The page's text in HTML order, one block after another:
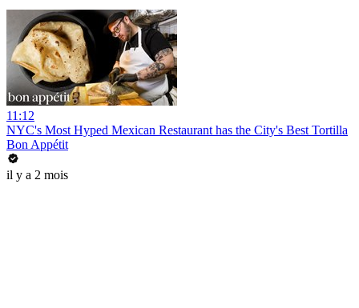
11:12
NYC's Most Hyped Mexican Restaurant has the City's Best Tortilla
Bon Appétit
il y a 2 mois